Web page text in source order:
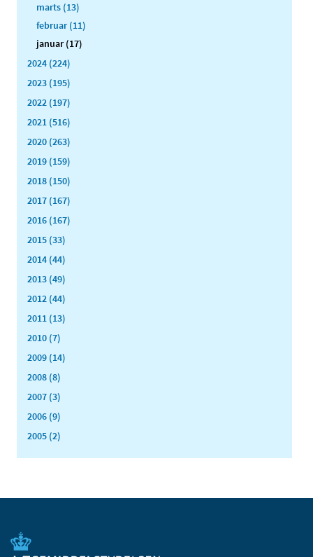
marts (13)
februar (11)
januar (17)
2024 (224)
2023 (195)
2022 (197)
2021 (516)
2020 (263)
2019 (159)
2018 (150)
2017 (167)
2016 (167)
2015 (33)
2014 (44)
2013 (49)
2012 (44)
2011 (13)
2010 (7)
2009 (14)
2008 (8)
2007 (3)
2006 (9)
2005 (2)